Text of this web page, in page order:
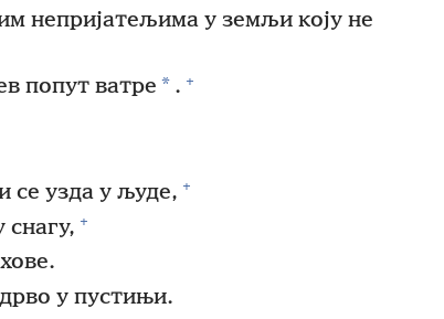
непријатељима у земљи коју не
попут ватре * . +
се узда у људе, +
снагу, +
у пустињи.